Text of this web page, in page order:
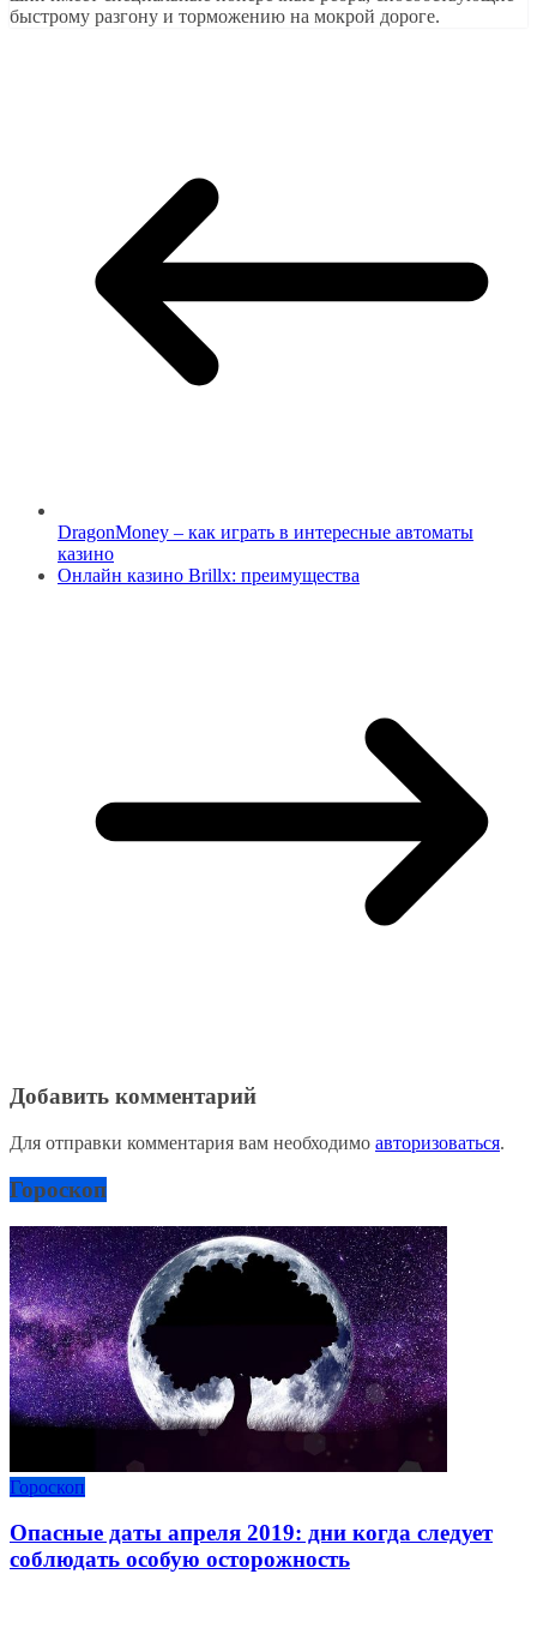
быстрому разгону и торможению на мокрой дороге.
DragonMoney – как играть в интересные автоматы
казино
Онлайн казино Brillx: преимущества
Добавить комментарий
Для отправки комментария вам необходимо авторизоваться.
Гороскоп
Гороскоп
Опасные даты апреля 2019: дни когда следует
соблюдать особую осторожность